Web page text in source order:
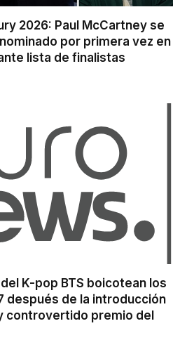
2026: Paul McCartney se
por primera vez en
lista de finalistas
K-pop BTS boicotean los
después de la introducción
controvertido premio del